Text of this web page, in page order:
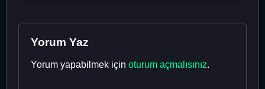
Yorum Yaz
Yorum yapabilmek için oturum açmalısınız.